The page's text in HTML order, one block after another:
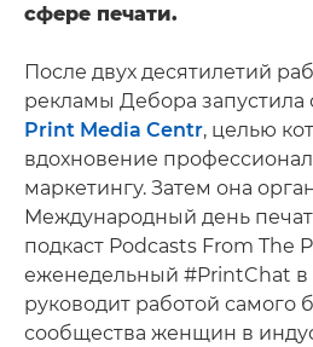
сфере печати.
После двух десятилетий
рекламы Дебора запустила
Print Media Centr, целью
вдохновение
маркетингу. Затем она
Международный день
подкаст Podcasts From The
еженедельный #PrintChat в
руководит работой самого
сообщества женщин в